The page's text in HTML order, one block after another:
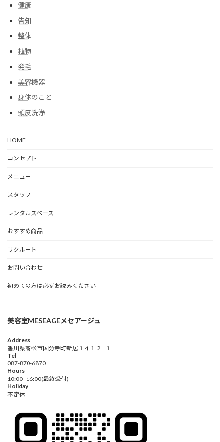
健康
告知
整体
植物
発毛
美容機器
身体のこと
頭皮洗浄
HOME
コンセプト
メニュー
スタッフ
レンタルスペース
おすすめ商品
リクルート
お問い合わせ
初めての方は必ずお読みください
美容室MESEAGEメセアージュ
Address
香川県高松市国分寺町新居１４１２−１
Tel
087-870-6870
Hours
10:00–16:00(最終受付)
Holiday
不定休